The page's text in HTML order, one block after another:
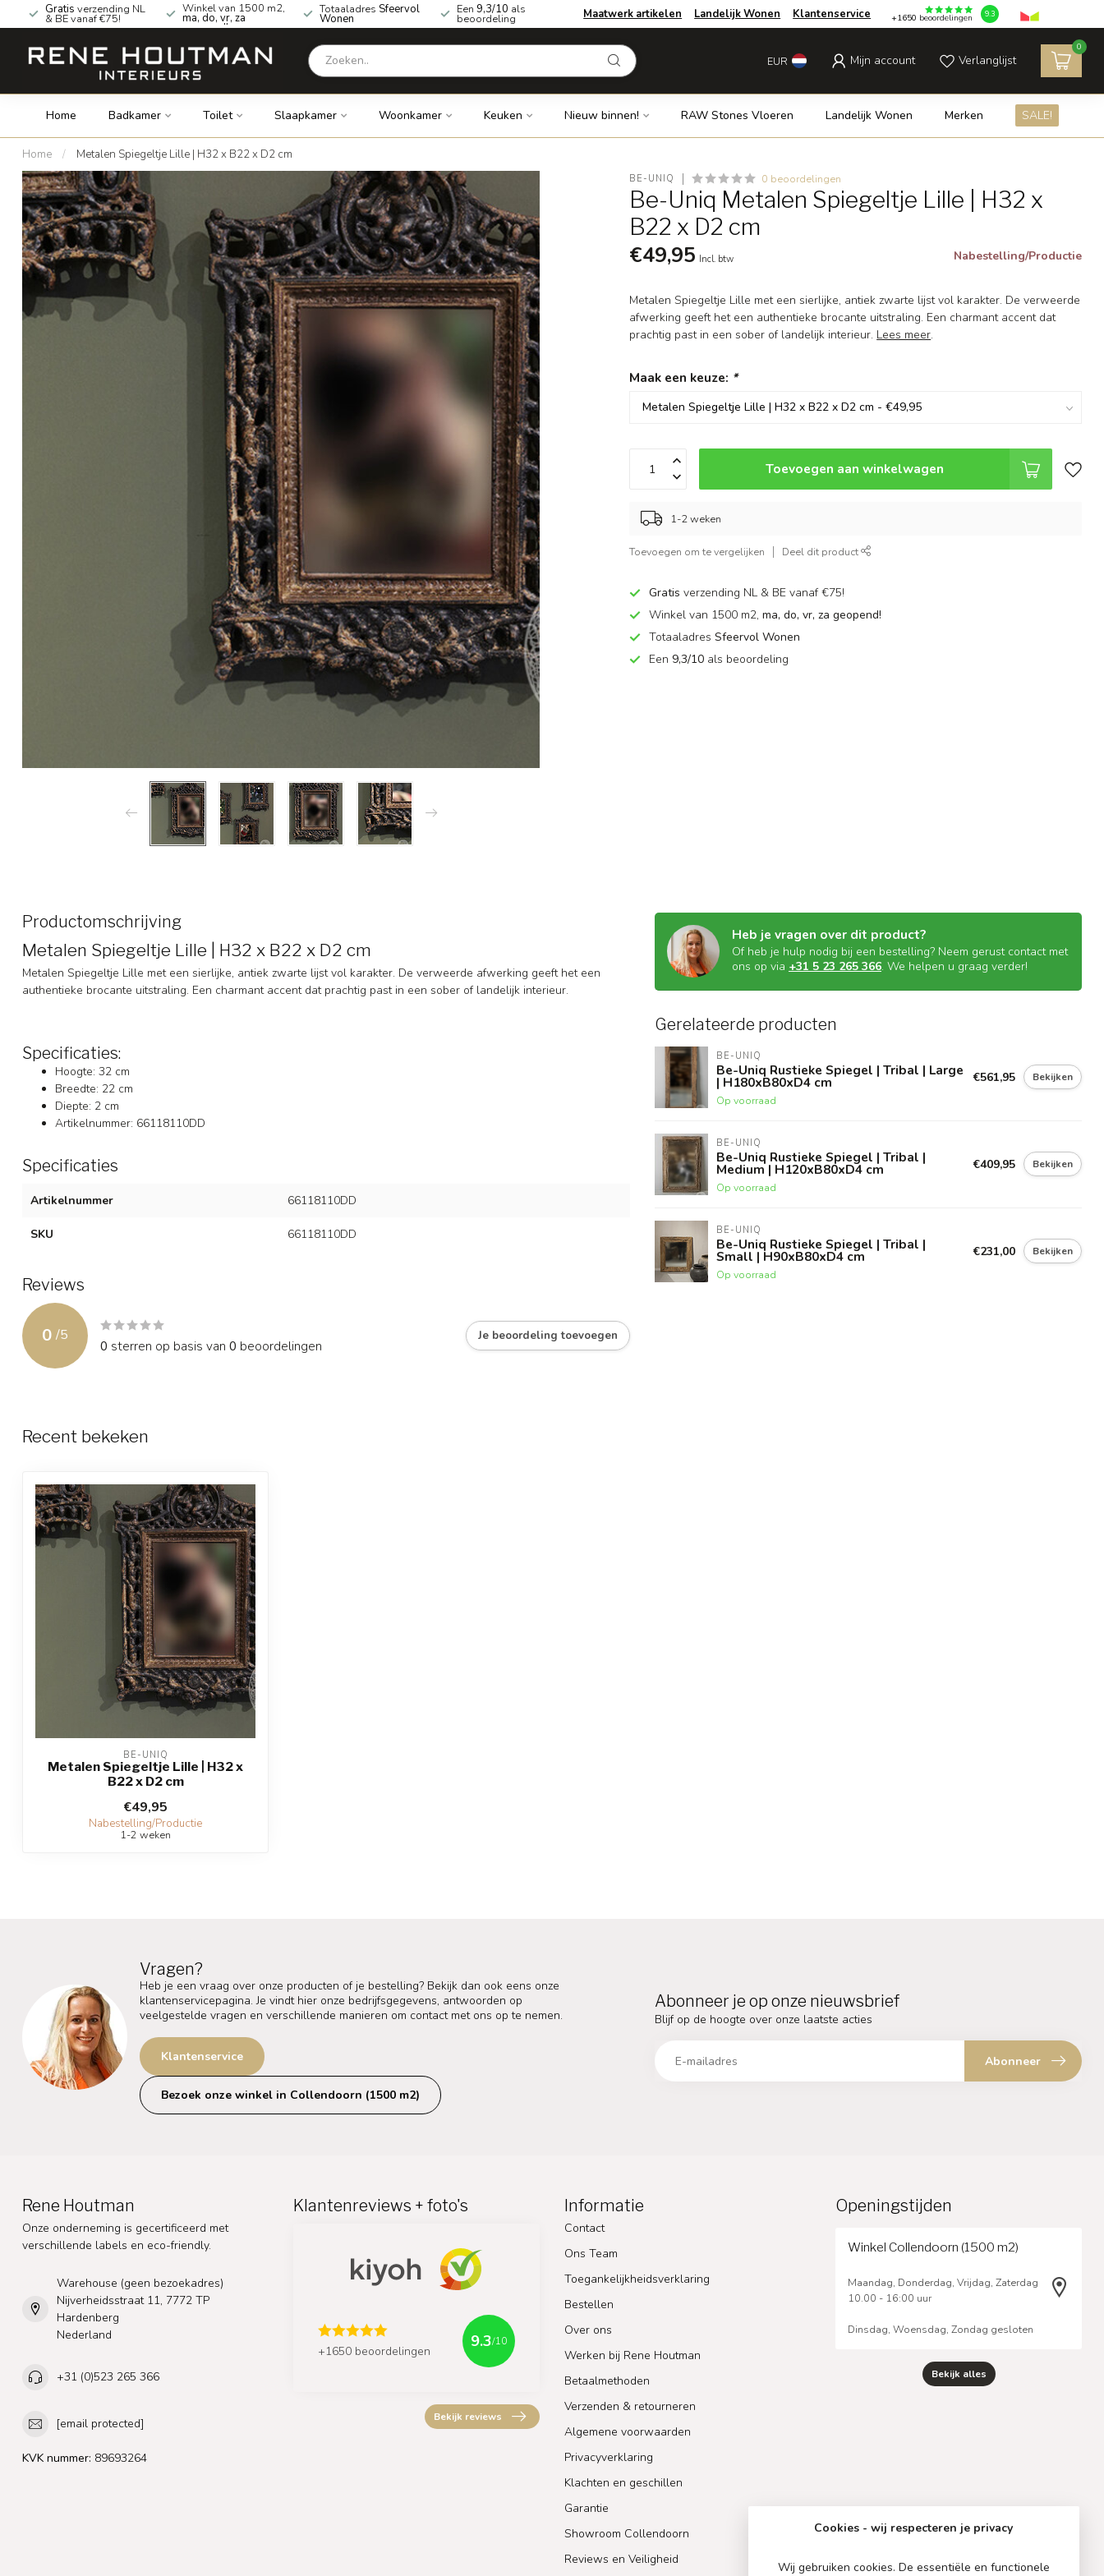
Gratis verzending NL
& BE vanaf €75!
Winkel van 1500 m2,
ma, do, vr, za
geopend!
Totaaladres Sfeervol
Wonen
Een 9,3/10 als
beoordeling Maatwerk artikelen Landelijk Wonen Klantenservice +1650 beoordelingen 9.3
EUR Mijn account Verlanglijst
0
Home Badkamer Toilet Slaapkamer Woonkamer Keuken Nieuw binnen! RAW Stones Vloeren Landelijk Wonen Merken SALE!
Home / Metalen Spiegeltje Lille | H32 x B22 x D2 cm
BE-UNIQ 0 beoordelingen
Be-Uniq Metalen Spiegeltje Lille | H32 x
B22 x D2 cm
€49,95 Incl. btw Nabestelling/Productie
Metalen Spiegeltje Lille met een sierlijke, antiek zwarte lijst vol karakter. De verweerde
afwerking geeft het een authentieke brocante uitstraling. Een charmant accent dat
prachtig past in een sober of landelijk interieur. Lees meer.
Maak een keuze: *
Toevoegen aan winkelwagen
1-2 weken
Toevoegen om te vergelijken Deel dit product
Gratisverzending NL & BE vanaf €75!
Winkel van 1500 m2,ma, do, vr, za geopend!
TotaaladresSfeervol Wonen
Een 9,3/10 als beoordeling
Productomschrijving
Metalen Spiegeltje Lille | H32 x B22 x D2 cm
Metalen Spiegeltje Lille met een sierlijke, antiek zwarte lijst vol karakter. De verweerde afwerking geeft het een
authentieke brocante uitstraling. Een charmant accent dat prachtig past in een sober of landelijk interieur.
Specificaties:
Hoogte: 32 cm
Breedte: 22 cm
Diepte: 2 cm
Artikelnummer: 66118110DD
Specificaties
Artikelnummer 66118110DD
SKU 66118110DD
Reviews
0 /5
0 sterren op basis van 0 beoordelingen
Je beoordeling toevoegen
Heb je vragen over dit product?
Of heb je hulp nodig bij een bestelling? Neem gerust contact met
ons op via +31 5 23 265 366. We helpen u graag verder!
Gerelateerde producten
BE-UNIQ
Be-Uniq Rustieke Spiegel | Tribal | Large
| H180xB80xD4 cm
Op voorraad
€561,95 Bekijken
BE-UNIQ
Be-Uniq Rustieke Spiegel | Tribal |
Medium | H120xB80xD4 cm
Op voorraad
€409,95 Bekijken
BE-UNIQ
Be-Uniq Rustieke Spiegel | Tribal |
Small | H90xB80xD4 cm
Op voorraad
€231,00 Bekijken
Recent bekeken
BE-UNIQ
Metalen Spiegeltje Lille | H32 x
B22 x D2 cm
€49,95
Nabestelling/Productie
1-2 weken
Vragen?
Heb je een vraag over onze producten of je bestelling? Bekijk dan ook eens onze
klantenservicepagina. Je vindt hier onze bedrijfsgegevens, antwoorden op
veelgestelde vragen en verschillende manieren om contact met ons op te nemen.
Klantenservice
Bezoek onze winkel in Collendoorn (1500 m2)
Abonneer je op onze nieuwsbrief
Blijf op de hoogte over onze laatste acties
Abonneer
Rene Houtman
Onze onderneming is gecertificeerd met
verschillende labels en eco-friendly.
Warehouse (geen bezoekadres)
Nijverheidsstraat 11, 7772 TP
Hardenberg
Nederland
+31 (0)523 265 366
[email protected]
KVK nummer: 89693264
Klantenreviews + foto's
+1650 beoordelingen
9.3/10
Bekijk reviews
Informatie
Contact
Ons Team
Toegankelijkheidsverklaring
Bestellen
Over ons
Werken bij Rene Houtman
Betaalmethoden
Verzenden & retourneren
Algemene voorwaarden
Privacyverklaring
Klachten en geschillen
Garantie
Showroom Collendoorn
Reviews en Veiligheid
Openingstijden
Winkel Collendoorn (1500 m2)
Maandag, Donderdag, Vrijdag, Zaterdag
10.00 - 16:00 uur
Dinsdag, Woensdag, Zondag gesloten
Bekijk alles
Cookies - wij respecteren je privacy
Wij gebruiken cookies. De essentiële en functionele